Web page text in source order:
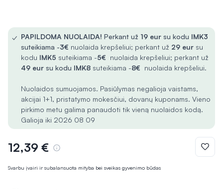
Svarbu įvairi ir subalansuota mityba bei sveikas gyvenimo būdas
✓ PAPILDOMA NUOLAIDA! Perkant už 19 eur su kodu IMK3
suteikiama -3€ nuolaida krepšeliui; perkant už 29 eur su
kodu IMK5 suteikiama -5€ nuolaida krepšeliui; perkant už
49 eur su kodu IMK8 suteikiama -8€ nuolaida krepšeliui.
Nuolaidos sumuojamos. Pasiūlymas negalioja vaistams,
akcijai 1+1, pristatymo mokesčiui, dovanų kuponams. Vieno
pirkimo metu galima panaudoti tik vieną nuolaidos kodą.
Galioja iki 2026 08 09
12,39 €